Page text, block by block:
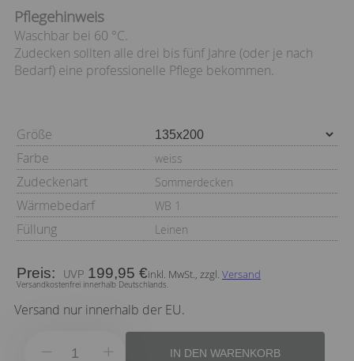
Pflegehinweis
Waschbar bei 60 °C.
Zudecken sollten alle drei bis fünf Jahre (oder je nach
Bedarf) eine professionelle Pflege bekommen.
Größe
Farbe
weiss
Zudeckenart Sommerdecken
Wärmebedarf WB 1
Füllung Leinen
Preis: 199,95 €inkl. MwSt., zzgl. Versand
Versandkostenfrei innerhalb Deutschlands.
Versand nur innerhalb der EU.
IN DEN WARENKORB